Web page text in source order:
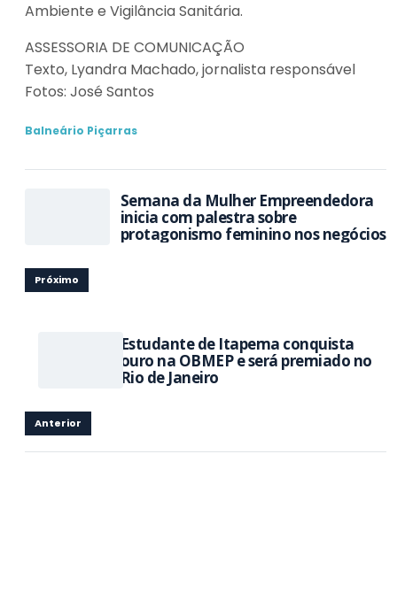
Ambiente e Vigilância Sanitária.
ASSESSORIA DE COMUNICAÇÃO
Texto, Lyandra Machado, jornalista responsável
Fotos: José Santos
Balneário Piçarras
Semana da Mulher Empreendedora
inicia com palestra sobre
protagonismo feminino nos negócios
Próximo
Estudante de Itapema conquista
ouro na OBMEP e será premiado no
Rio de Janeiro
Anterior